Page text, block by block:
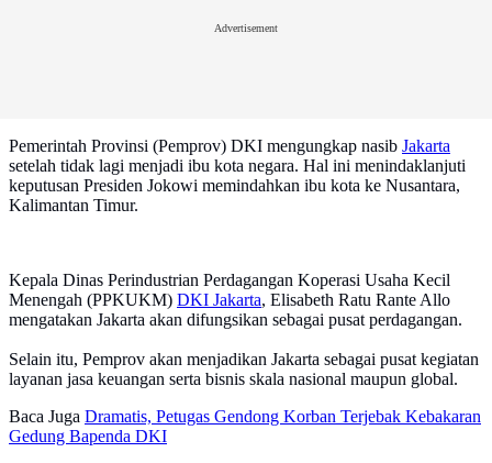
Advertisement
Pemerintah Provinsi (Pemprov) DKI mengungkap nasib Jakarta
setelah tidak lagi menjadi ibu kota negara. Hal ini menindaklanjuti
keputusan Presiden Jokowi memindahkan ibu kota ke Nusantara,
Kalimantan Timur.
Kepala Dinas Perindustrian Perdagangan Koperasi Usaha Kecil
Menengah (PPKUKM) DKI Jakarta, Elisabeth Ratu Rante Allo
mengatakan Jakarta akan difungsikan sebagai pusat perdagangan.
Selain itu, Pemprov akan menjadikan Jakarta sebagai pusat kegiatan
layanan jasa keuangan serta bisnis skala nasional maupun global.
Baca Juga Dramatis, Petugas Gendong Korban Terjebak Kebakaran
Gedung Bapenda DKI